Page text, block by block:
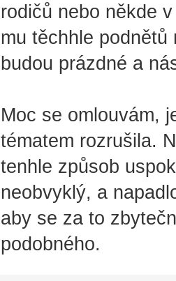
rodičů nebo někde
mu těchhle
budou prázdné a
Moc se omlouvám,
tématem rozrušila.
tenhle způsob
neobvyklý, a
aby se za to
podobného.